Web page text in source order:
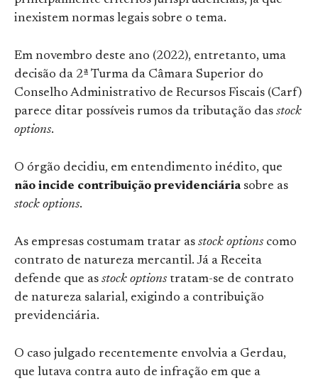
inexistem normas legais sobre o tema.
Em novembro deste ano (2022), entretanto, uma
decisão da 2ª Turma da Câmara Superior do
Conselho Administrativo de Recursos Fiscais (Carf)
parece ditar possíveis rumos da tributação das stock
options.
O órgão decidiu, em entendimento inédito, que
não incide contribuição previdenciáriasobre as
stock options.
As empresas costumam tratar as stock options como
contrato de natureza mercantil. Já a Receita
defende que as stock options tratam-se de contrato
de natureza salarial, exigindo a contribuição
previdenciária.
O caso julgado recentemente envolvia a Gerdau,
que lutava contra auto de infração em que a